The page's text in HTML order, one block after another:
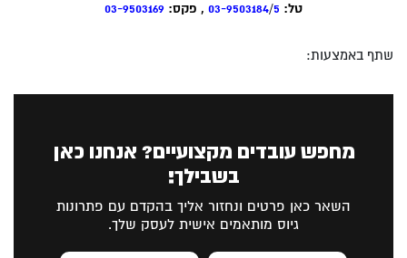
טל: 03-9503184/5 , פקס: 03-9503169
שתף באמצעות:
מחפש עובדים מקצועיים? אנחנו כאן
בשבילך!
השאר כאן פרטים ונחזור אליך בהקדם עם פתרונות
גיוס מותאמים אישית לעסק שלך.